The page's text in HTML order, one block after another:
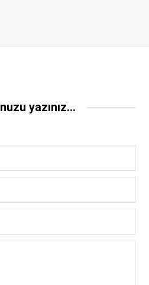
yazınız...